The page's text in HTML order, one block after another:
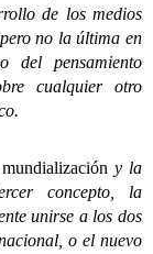
de los medios
no la última en
del pensamiento
cualquier otro
mundialización y la
concepto, la
unirse a los dos
o el nuevo